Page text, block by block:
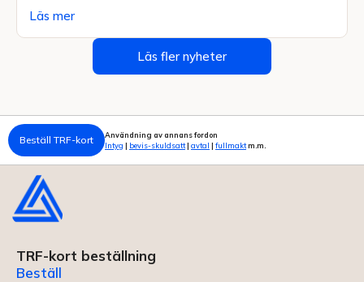
Läs mer
Läs fler nyheter
Beställ TRF-kort
Användning av annans fordon
Intyg | bevis-skuldsatt| avtal | fullmaktm.m.
TRF-kort beställning
Beställ